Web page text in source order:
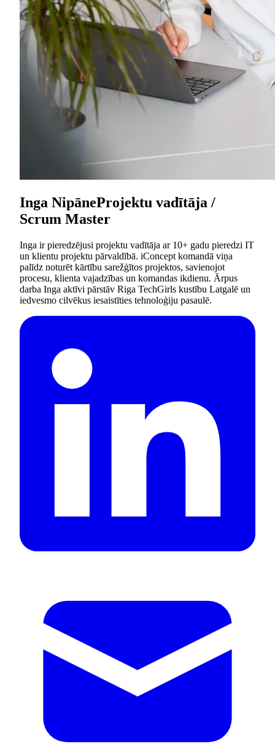
Inga NipāneProjektu vadītāja /
Scrum Master
Inga ir pieredzējusi projektu vadītāja ar 10+ gadu pieredzi IT
un klientu projektu pārvaldībā. iConcept komandā viņa
palīdz noturēt kārtību sarežģītos projektos, savienojot
procesu, klienta vajadzības un komandas ikdienu. Ārpus
darba Inga aktīvi pārstāv Riga TechGirls kustību Latgalē un
iedvesmo cilvēkus iesaistīties tehnoloģiju pasaulē.